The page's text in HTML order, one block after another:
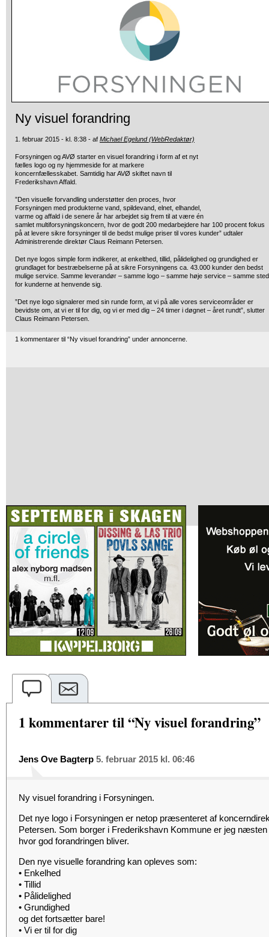
Ny visuel forandring
1. februar 2015 - kl. 8:38 - af Michael Egelund (WebRedaktør)
Forsyningen og AVØ starter en visuel forandring i form af et nyt
fælles logo og ny hjemmeside for at markere
koncernfællesskabet. Samtidig har AVØ skiftet navn til
Frederikshavn Affald.
”Den visuelle forvandling understøtter den proces, hvor
Forsyningen med produkterne vand, spildevand, elnet, elhandel,
varme og affald i de senere år har arbejdet sig frem til at være én
samlet multiforsyningskoncern, hvor de godt 200 medarbejdere har 100 procent fokus
på at levere sikre forsyninger til de bedst mulige priser til vores kunder” udtaler
Administrerende direktør Claus Reimann Petersen.
Det nye logos simple form indikerer, at enkelthed, tillid, pålidelighed og grundighed er
grundlaget for bestræbelserne på at sikre Forsyningens ca. 43.000 kunder den bedst
mulige service. Samme leverandør – samme logo – samme høje service – samme sted
for kunderne at henvende sig.
”Det nye logo signalerer med sin runde form, at vi på alle vores serviceområder er
bevidste om, at vi er til for dig, og vi er med dig – 24 timer i døgnet – året rundt”, slutter
Claus Reimann Petersen.
1 kommentarer til “Ny visuel forandring” under annoncerne.
1 kommentarer til “Ny visuel forandring”
Jens Ove Bagterp 5. februar 2015 kl. 06:46
Ny visuel forandring i Forsyningen.
Det nye logo i Forsyningen er netop præsenteret af
Petersen. Som borger i Frederikshavn Kommune er jeg
hvor god forandringen bliver.
Den nye visuelle forandring kan opleves som:
• Enkelhed
• Tillid
• Pålidelighed
• Grundighed
og det fortsætter bare!
• Vi er til for dig